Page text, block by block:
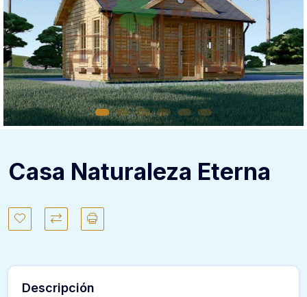
Casa Naturaleza Eterna
Descripción